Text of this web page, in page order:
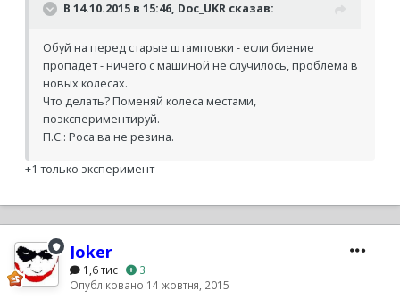
В 14.10.2015 в 15:46, Doc_UKR сказав:
Обуй на перед старые штамповки - если биение
пропадет - ничего с машиной не случилось, проблема в
новых колесах.
Что делать? Поменяй колеса местами,
поэкспериментируй.
П.С.: Роса ва не резина.
+1 только эксперимент
Joker
1,6 тис
3
Опубліковано 14 жовтня, 2015